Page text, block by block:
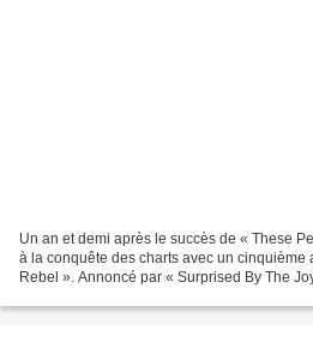
Un an et demi après le succès de « These
à la conquête des charts avec un cinquième
Rebel ». Annoncé par « Surprised By The